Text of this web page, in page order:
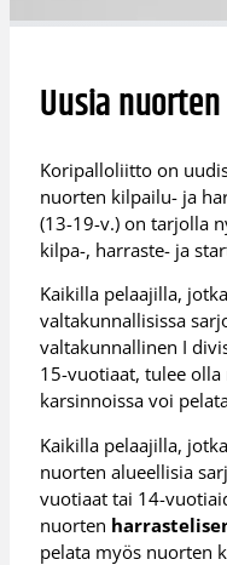
Uusia
Koripalloliitto on
nuorten kilpailu- ja
(13-19-v.) on tarjolla
kilpa-, harraste- ja
Kaikilla pelaajilla,
valtakunnallisissa
valtakunnallinen I
15-vuotiaat, tulee olla
karsinnoissa voi
Kaikilla pelaajilla,
nuorten alueellisia
vuotiaat tai 14-
nuorten
pelata myös nuorten